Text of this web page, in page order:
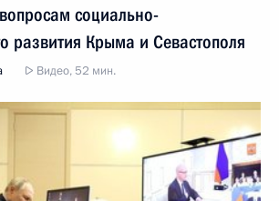
социально-
развития Крыма и Севастополя
Видео, 52 мин.